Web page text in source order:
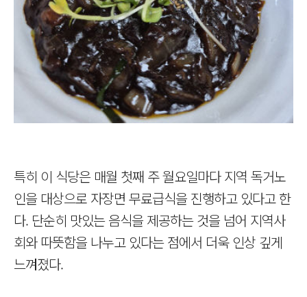
특히 이 식당은 매월 첫째 주 월요일마다 지역 독거노
인을 대상으로 자장면 무료급식을 진행하고 있다고 한
다. 단순히 맛있는 음식을 제공하는 것을 넘어 지역사
회와 따뜻함을 나누고 있다는 점에서 더욱 인상 깊게
느껴졌다.